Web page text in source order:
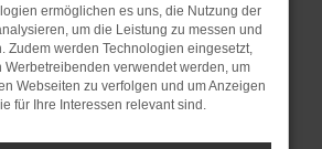
auf dem neuesten Stand
birgt nicht nur ein
sondern kann auch dazu
bestimmte Funktionen nicht mehr
ermöglichen es uns, die Nutzung der
um die Leistung zu messen und
Zudem werden Technologien eingesetzt,
Werbetreibenden verwendet werden, um
Webseiten zu verfolgen und um Anzeigen
für Ihre Interessen relevant sind.